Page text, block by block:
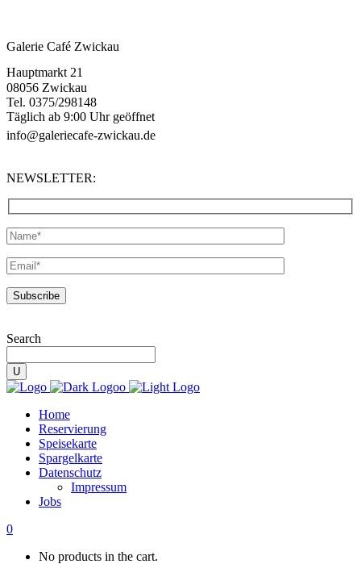
Galerie Café Zwickau
Hauptmarkt 21
08056 Zwickau
Tel. 0375/298148
Täglich ab 9:00 Uhr geöffnet
info@galeriecafe-zwickau.de
NEWSLETTER:
Search
Home
Reservierung
Speisekarte
Spargelkarte
Datenschutz
Impressum
Jobs
0
No products in the cart.